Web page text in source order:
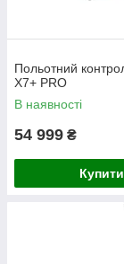
Польотний
X7+ PRO
В наявності
54 999 ₴
Купити